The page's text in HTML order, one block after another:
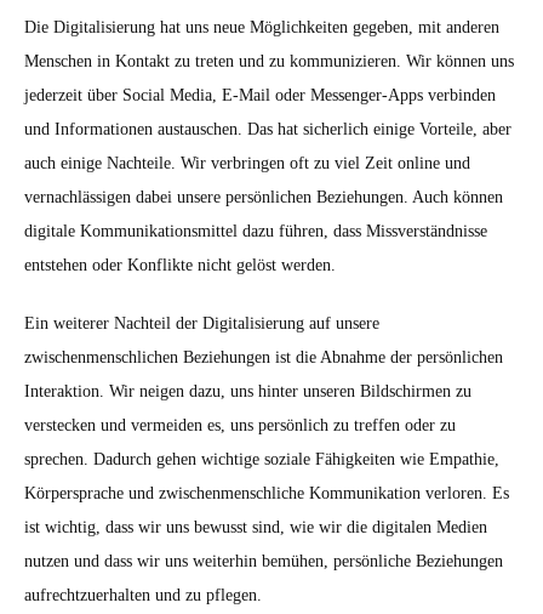
Die Digitalisierung hat uns neue Möglichkeiten gegeben, mit anderen
Menschen in Kontakt zu treten und zu kommunizieren. Wir können uns
jederzeit über Social Media, E-Mail oder Messenger-Apps verbinden
und Informationen austauschen. Das hat sicherlich einige Vorteile, aber
auch einige Nachteile. Wir verbringen oft zu viel Zeit online und
vernachlässigen dabei unsere persönlichen Beziehungen. Auch können
digitale Kommunikationsmittel dazu führen, dass Missverständnisse
entstehen oder Konflikte nicht gelöst werden.
Ein weiterer Nachteil der Digitalisierung auf unsere
zwischenmenschlichen Beziehungen ist die Abnahme der persönlichen
Interaktion. Wir neigen dazu, uns hinter unseren Bildschirmen zu
verstecken und vermeiden es, uns persönlich zu treffen oder zu
sprechen. Dadurch gehen wichtige soziale Fähigkeiten wie Empathie,
Körpersprache und zwischenmenschliche Kommunikation verloren. Es
ist wichtig, dass wir uns bewusst sind, wie wir die digitalen Medien
nutzen und dass wir uns weiterhin bemühen, persönliche Beziehungen
aufrechtzuerhalten und zu pflegen.